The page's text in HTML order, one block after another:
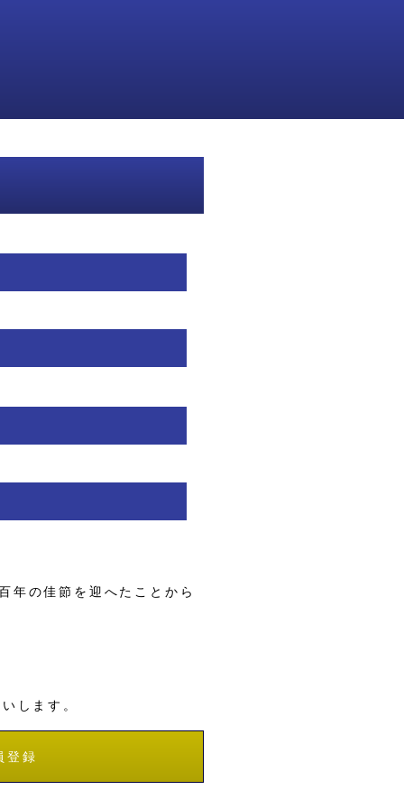
年の佳節を迎へたことから
します。
登録